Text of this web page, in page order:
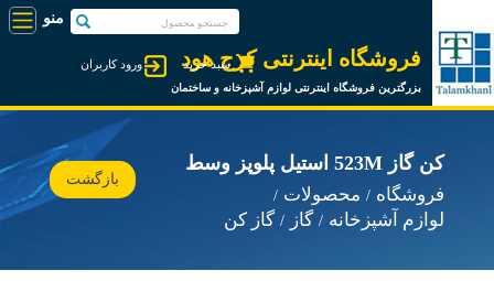
فروشگاه اینترنتی کرج هود
بزرگترین فروشگاه اینترنتی لوازم آشپزخانه و ساختمان
ورود کاربران سبد خرید
کن گاز 523M استیل پلوپز وسط
فروشگاه
محصولات
لوازم آشپزخانه
گاز گاز کن
بازگشت